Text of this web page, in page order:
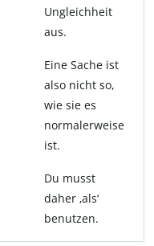
Ungleichheit
aus.
Eine Sache ist
also nicht so,
wie sie es
normalerweise
ist.
Du musst
daher ‚als‘
benutzen.